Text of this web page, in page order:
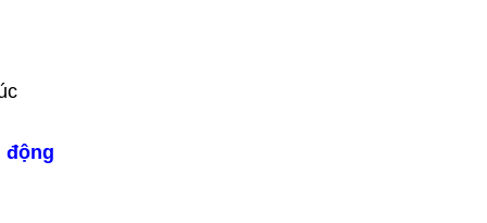
động